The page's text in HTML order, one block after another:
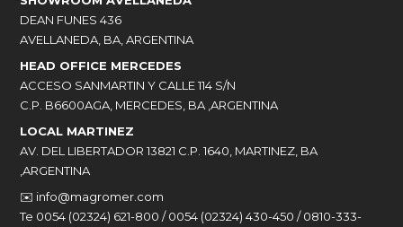
DEAN FUNES 436
AVELLANEDA, BA, ARGENTINA
HEAD OFFICE MERCEDES
ACCESO SANMARTIN Y CALLE 114 S/N
C.P. B6600AGA, MERCEDES, BA ,ARGENTINA
LOCAL MARTINEZ
AV. DEL LIBERTADOR 13821 C.P. 1640, MARTINEZ, BA
,ARGENTINA
✉️ info@magromer.com
Te 0054 (02324) 621-800 / 0054 (02324) 430-450 / 0810-333-